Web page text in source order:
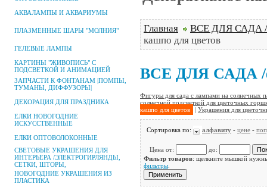
АКВАЛАМПЫ И АКВАРИУМЫ
ПЛАЗМЕННЫЕ ШАРЫ "МОЛНИЯ"
ГЕЛЕВЫЕ ЛАМПЫ
КАРТИНЫ "ЖИВОПИСЬ" С
ПОДСВЕТКОЙ И АНИМАЦИЕЙ
ЗАПЧАСТИ К ФОНТАНАМ |ПОМПЫ,
ТУМАНЫ, ДИФФУЗОРЫ|
ДЕКОРАЦИЯ ДЛЯ ПРАЗДНИКА
ЕЛКИ НОВОГОДНИЕ
ИСКУССТВЕННЫЕ
ЕЛКИ ОПТОВОЛОКОННЫЕ
СВЕТОВЫЕ УКРАШЕНИЯ ДЛЯ
ИНТЕРЬЕРА /ЭЛЕКТРОГИРЛЯНДЫ,
СЕТКИ, ШТОРЫ,
НОВОГОДНИЕ УКРАШЕНИЯ ИЗ
ПЛАСТИКА
Главная
ВСЕ ДЛЯ САДА /
кашпо для цветов
ВСЕ ДЛЯ САДА /
Фигуры для сада с лампами на солнечных
солнечной подсветкой для цветочных
кашпо для цветов
| Украшения для
Сортировка по: алфавиту - цене -
Цена от:
до:
Фильтр товаров: щелкните мышкой
фильтры